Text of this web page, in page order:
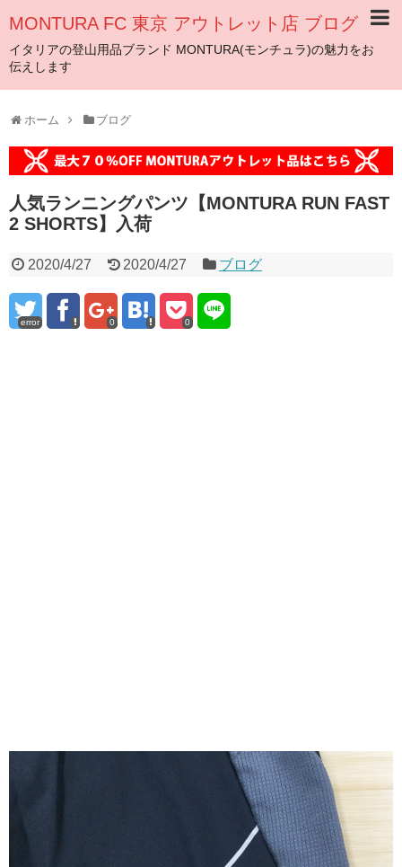
MONTURA FC 東京 アウトレット店 ブログ
イタリアの登山用品ブランド MONTURA(モンチュラ)の魅力をお
伝えします
ホーム ブログ
人気ランニングパンツ【MONTURA RUN FAST
2 SHORTS】入荷
2020/4/27 2020/4/27 ブログ
error 0 0